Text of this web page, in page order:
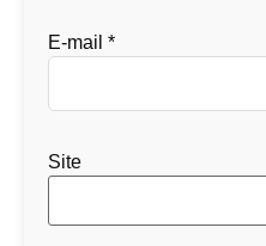
E-mail *
Site